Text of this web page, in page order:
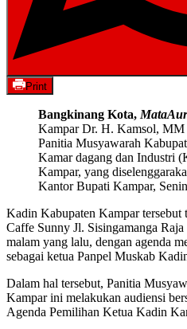
Print
Bangkinang Kota,
Kampar Dr. H. Kamsol, MM
Panitia Musyawarah
Kamar dagang dan Industri
Kampar, yang
Kantor Bupati Kampar,
Kadin Kabupaten Kampar tersebut
Caffe Sunny Jl. Sisingamanga
malam yang lalu, dengan agenda
sebagai ketua Panpel Muskab
Dalam hal tersebut, Panitia
Kampar ini melakukan audiensi
Agenda Pemilihan Ketua Kadin